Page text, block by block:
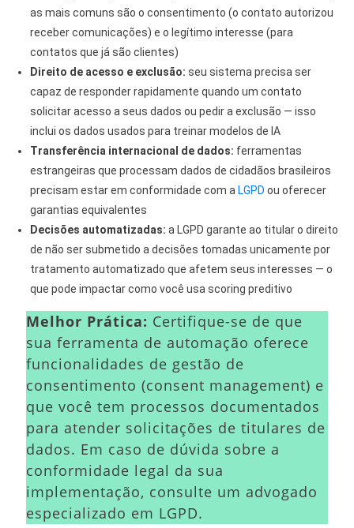
as mais comuns são o consentimento (o contato autorizou
receber comunicações) e o legítimo interesse (para
contatos que já são clientes)
Direito de acesso e exclusão: seu sistema precisa ser
capaz de responder rapidamente quando um contato
solicitar acesso a seus dados ou pedir a exclusão — isso
inclui os dados usados para treinar modelos de IA
Transferência internacional de dados: ferramentas
estrangeiras que processam dados de cidadãos brasileiros
precisam estar em conformidade com a LGPD ou oferecer
garantias equivalentes
Decisões automatizadas: a LGPD garante ao titular o direito
de não ser submetido a decisões tomadas unicamente por
tratamento automatizado que afetem seus interesses — o
que pode impactar como você usa scoring preditivo
Melhor Prática: Certifique-se de que
sua ferramenta de automação oferece
funcionalidades de gestão de
consentimento (consent management) e
que você tem processos documentados
para atender solicitações de titulares de
dados. Em caso de dúvida sobre a
conformidade legal da sua
implementação, consulte um advogado
especializado em LGPD.